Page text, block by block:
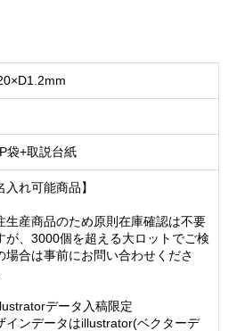
袋+取説台紙
入れ可能商品】
生産商品のため原則在庫確認は不要
が、3000個を超える大ロットでご検
場合は事前にお問い合わせくださ
データ入稿限定
インデータはillustrator(ベクターデ